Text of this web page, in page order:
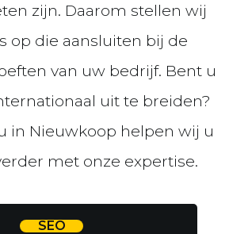
zijn. Daarom stellen wij
op die aansluiten bij de
van uw bedrijf. Bent u
uit te breiden?
in Nieuwkoop helpen wij u
met onze expertise.
SEO